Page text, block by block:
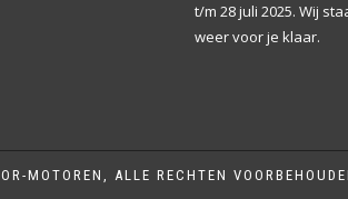
t/m 28 juli 2025. Wij
weer voor je klaar.
MOTOREN, ALLE RECHTEN